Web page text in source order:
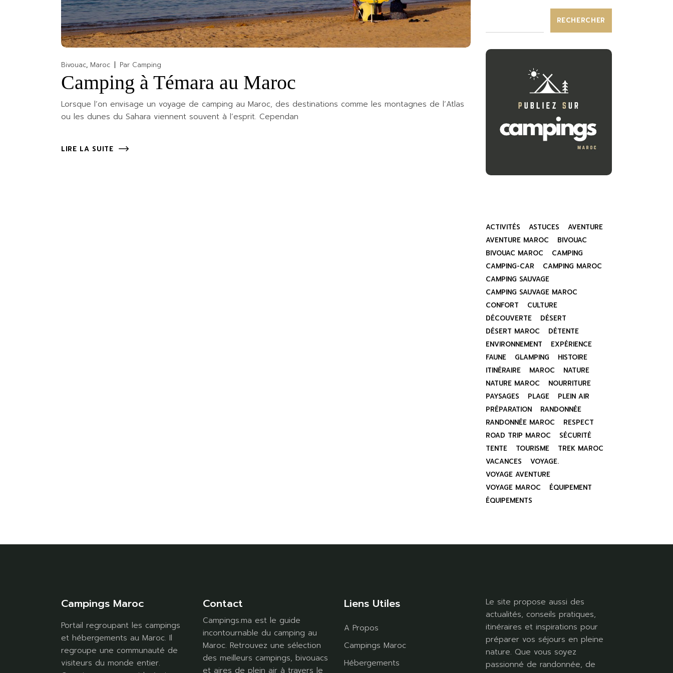
Bivouac Maroc Par Camping
Camping à Témara au Maroc
Lorsque l’on envisage un voyage de camping au Maroc, des destinations comme les montagnes de l’Atlas
ou les dunes du Sahara viennent souvent à l’esprit. Cependan
LIRE LA SUITE
RECHERCHER
ACTIVITÉS ASTUCES
AVENTURE
AVENTURE MAROC
BIVOUAC
BIVOUAC MAROC
CAMPING
CAMPING-CAR
CAMPING MAROC
CAMPING SAUVAGE
CAMPING SAUVAGE MAROC
CONFORT
CULTURE
DÉCOUVERTE
DÉSERT
DÉSERT MAROC
DÉTENTE
ENVIRONNEMENT
EXPÉRIENCE
FAUNE
GLAMPING
HISTOIRE
ITINÉRAIRE
MAROC
NATURE
NATURE MAROC
NOURRITURE
PAYSAGES
PLAGE
PLEIN AIR
PRÉPARATION
RANDONNÉE
RANDONNÉE MAROC
RESPECT
ROAD TRIP MAROC
SÉCURITÉ
TENTE
TOURISME
TREK MAROC
VACANCES
VOYAGE.
VOYAGE AVENTURE
VOYAGE MAROC
ÉQUIPEMENT
ÉQUIPEMENTS
Campings Maroc
Portail regroupant les campings
et hébergements au Maroc. Il
regroupe une communauté de
visiteurs du monde entier.
Contact
Campings.ma est le guide
incontournable du camping au
Maroc. Retrouvez une sélection
des meilleurs campings, bivouacs
et aires de plein air à travers le
Liens Utiles
A Propos
Campings Maroc
Hébergements
Le site propose aussi des
actualités, conseils pratiques,
itinéraires et inspirations pour
préparer vos séjours en pleine
nature. Que vous soyez
passionné de randonnée, de